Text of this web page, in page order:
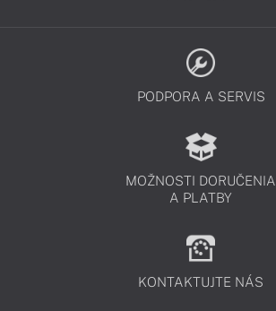
PODPORA A SERVIS
MOŽNOSTI DORUČENIA
A PLATBY
KONTAKTUJTE NÁS